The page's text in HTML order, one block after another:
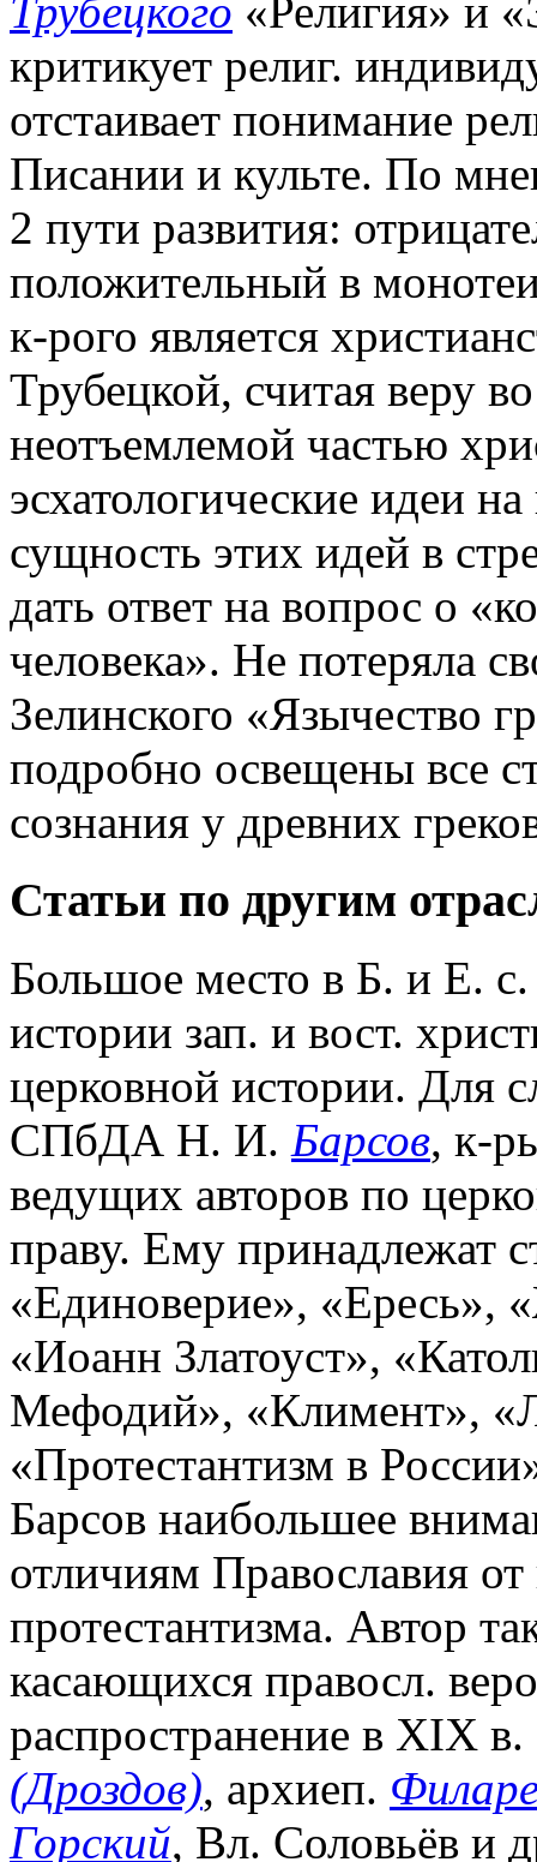
Трубецкого «Религия» и
критикует религ.
отстаивает понимание
Писании и культе. По
2 пути развития:
положительный в
к-рого является
Трубецкой, считая веру
неотъемлемой частью
эсхатологические идеи
сущность этих идей в
дать ответ на вопрос о
человека». Не потеряла
Зелинского «Язычество
подробно освещены все
сознания у древних
Статьи по другим
Большое место в Б. и Е.
истории зап. и вост.
церковной истории. Для
СПбДА Н. И. Барсов, к-
ведущих авторов по
праву. Ему принадлежат
«Единоверие», «Ересь»,
«Иоанн Златоуст»,
Мефодий», «Климент»,
«Протестантизм в
Барсов наибольшее
отличиям Православия от
протестантизма. Автор
касающихся правосл.
распространение в XIX
(Дроздов), архиеп.
Горский, Вл. Соловьёв и